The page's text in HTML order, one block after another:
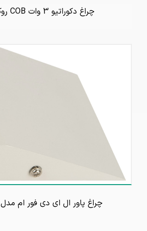
چراغ دکوراتیو 3 وات COB روکار اسلیت
چراغ پاور ال ای دی فور ام مدل MB88073